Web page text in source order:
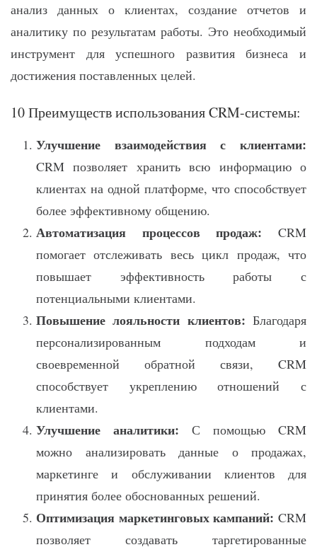
анализ данных о клиентах, создание отчетов и
аналитику по результатам работы. Это необходимый
инструмент для успешного развития бизнеса и
достижения поставленных целей.
10 Преимуществ использования CRM-системы:
Улучшение взаимодействия с клиентами:
CRM позволяет хранить всю информацию о
клиентах на одной платформе, что способствует
более эффективному общению.
Автоматизация процессов продаж: CRM
помогает отслеживать весь цикл продаж, что
повышает эффективность работы с
потенциальными клиентами.
Повышение лояльности клиентов: Благодаря
персонализированным подходам и
своевременной обратной связи, CRM
способствует укреплению отношений с
клиентами.
Улучшение аналитики: С помощью CRM
можно анализировать данные о продажах,
маркетинге и обслуживании клиентов для
принятия более обоснованных решений.
Оптимизация маркетинговых кампаний: CRM
позволяет создавать таргетированные